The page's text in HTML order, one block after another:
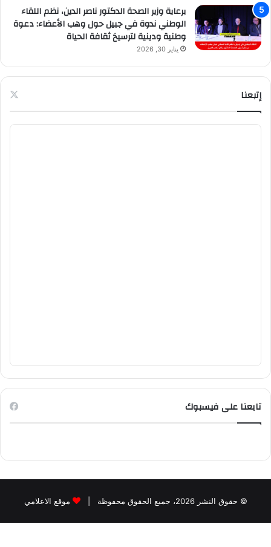
برعاية وزير الصحة الدكتور ناصر الدين، نظم اللقاء
الوطني ندوة في جبيل حول وهب الأعضاء: دعوة
وطنية ودينية لترسيخ ثقافة الحياة
يناير 30, 2026
إتبعنا
تابعنا على فيسبوك
© حقوق النشر 2026، جميع الحقوق محفوظة | موقع الاعلامي